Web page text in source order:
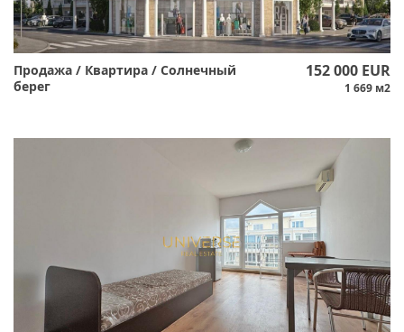
Продажа / Квартира / Солнечный
берег
152 000 EUR
1 669 м2